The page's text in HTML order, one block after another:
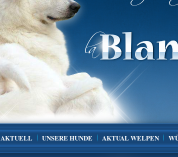
AKTUELL UNSERE HUNDE AKTUAL WELPEN